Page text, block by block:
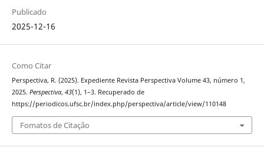
Publicado
2025-12-16
Como Citar
Perspectiva, R. (2025). Expediente Revista Perspectiva Volume 43, número 1,
2025. Perspectiva, 43(1), 1–3. Recuperado de
https://periodicos.ufsc.br/index.php/perspectiva/article/view/110148
Fomatos de Citação